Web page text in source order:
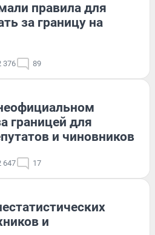
правила для
за границу на
376 89
границей для
и чиновников
647 17
и